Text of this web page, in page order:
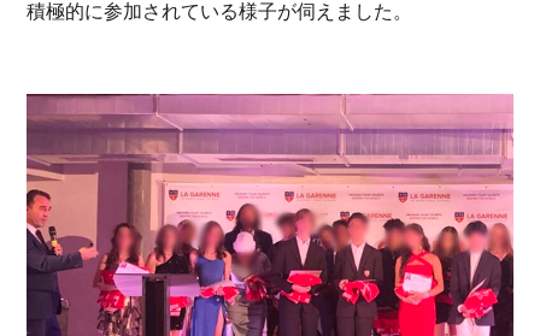
積極的に参加されている様子が伺えました。